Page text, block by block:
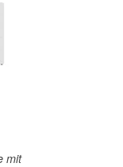
mit